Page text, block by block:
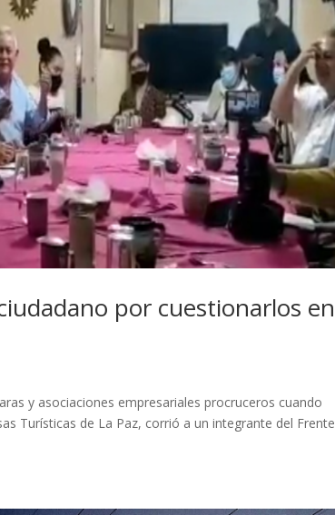
por cuestionarlos en
y asociaciones empresariales procruceros cuando
Turísticas de La Paz, corrió a un integrante del Frente